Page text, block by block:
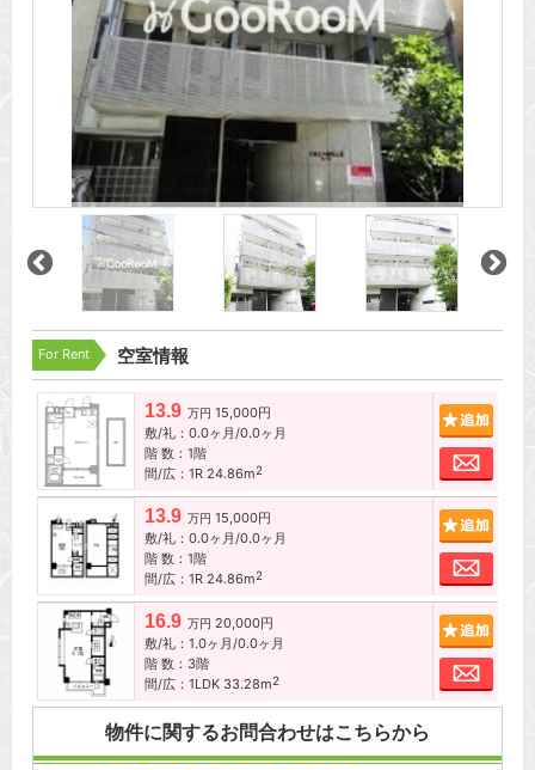
For Rent 空室情報
13.9 万円 15,000円
敷/礼：0.0ヶ月/0.0ヶ月
階 数：1階
間/広：1R 24.86m2
お問
13.9 万円 15,000円
敷/礼：0.0ヶ月/0.0ヶ月
階 数：1階
間/広：1R 24.86m2
お問
16.9 万円 20,000円
敷/礼：1.0ヶ月/0.0ヶ月
階 数：3階
間/広：1LDK 33.28m2
お問
物件に関するお問合わせはこちらから